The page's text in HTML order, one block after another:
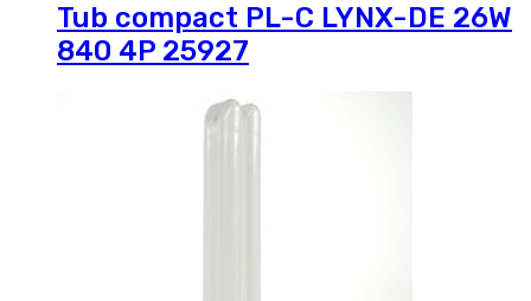
Tub compact PL-C LYNX-DE 26W
840 4P 25927